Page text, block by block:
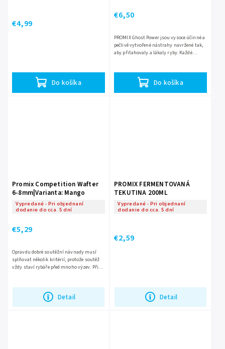
€4,99
Do košíka
€6,50
Do košíka
PROMIX Ghost Power jsou vysoce účinné a
pečlivě vytvořené nástrahy navržené tak,
aby přitahovaly a lákaly ryby. Každé
Promix Competition Wafter
6-8mm|Varianta: Mango
Vypredané - Pri objednaní
dodanie do cca. 5 dní
€5,29
Detail
Opravdu dobré soutěžní návnady musí
splňovat několik kritérií, protože soutěž
vždy staví rybáře před mnoho výzev. Při
PROMIX FERMENTOVANÁ
TEKUTINA 200ML
Vypredané - Pri objednaní
dodanie do cca. 5 dní
€2,59
Detail